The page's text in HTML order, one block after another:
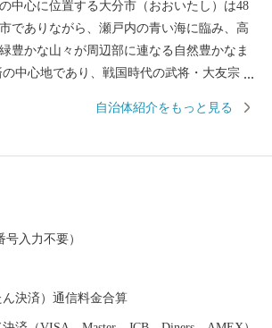
中心に位置する大分市（おおいたし）は48
でありながら、瀬戸内の青い海に臨み、高
豊かな山々が周辺部に連なる自然豊かなま
中心地であり、戦国時代の武将・大友宗麟
、高度成長期以降は工業を中心として幅広
ぐ」「とり天」「大分銘菓ざびえる」「吉
な食資源に恵まれた自然と都市が共存する
は、市のＰＲも兼ねて返礼品をお送りさせ
ただきます。 ・寄附につきましては、年度
自治体紹介をもっと見る
号入力不要）
ん決済）通信料金合算